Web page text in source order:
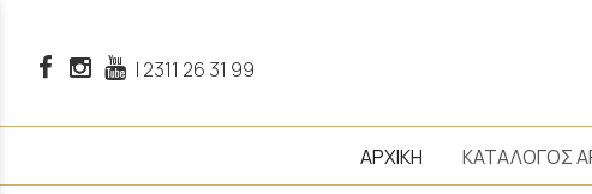
| 2311 26 31 99
ΑΡΧΙΚΗ ΚΑΤΑΛΟΓΟΣ